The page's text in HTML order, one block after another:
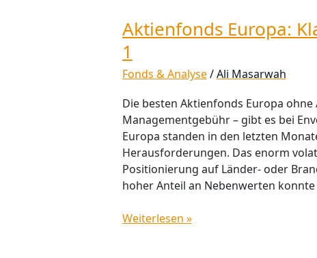
Aktienfonds Europa:
1
Fonds & Analyse/Ali Masarwah
Die besten Aktienfonds Europa
Managementgebühr – gibt es bei
Europa standen in den letzten
Herausforderungen. Das enorm
Positionierung auf Länder- oder
hoher Anteil an Nebenwerten
Aktienfonds
Europa:
Klassiker
im
–
Teil
1
Weiterlesen »